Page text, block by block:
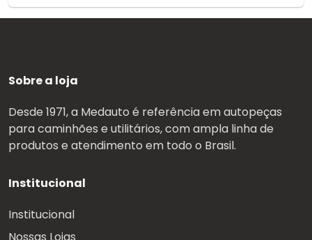
Sobre a loja
Desde 1971, a Medauto é referência em autopeças
para caminhões e utilitários, com ampla linha de
produtos e atendimento em todo o Brasil.
Institucional
Institucional